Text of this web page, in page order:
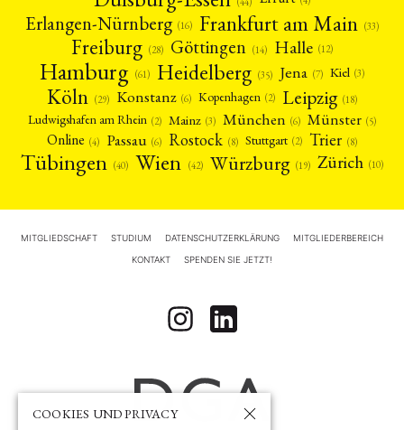
Erlangen-Nürnberg (16) Frankfurt am Main (33)
Freiburg (28) Göttingen (14) Halle (12)
Hamburg (61) Heidelberg (35) Jena (7) Kiel (3)
Köln (29) Konstanz (6) Kopenhagen (2) Leipzig (18)
Ludwigshafen am Rhein (2) Mainz (3) München (6) Münster (5)
Online (4) Passau (6) Rostock (8) Stuttgart (2) Trier (8)
Tübingen (40) Wien (42) Würzburg (19) Zürich (10)
MITGLIEDSCHAFT STUDIUM DATENSCHUTZERKLÄRUNG MITGLIEDERBEREICH
KONTAKT SPENDEN SIE JETZT!
COOKIES UND PRIVACY